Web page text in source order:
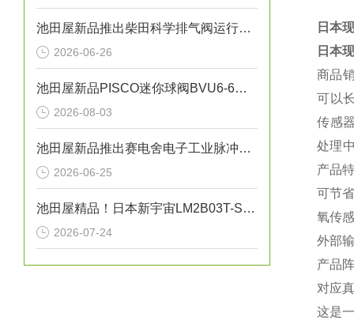
池田屋新品推出柴田科学排气阀运行气密性测试装置 EXV-01 参数介绍
2026-06-26
池田屋新品PISCO迷你球阀BVU6-6正式发布
2026-08-03
池田屋新品推出赛电舍电子工业脉冲焊机 TPH500 参数介绍
2026-06-25
池田屋精品！日本新宇宙LM2B03T-SBA激光甲烷检测仪
2026-07-24
日本
日本
商品
可以
传感
处理
产品
可节
氧传
外部
产品
对应
这是